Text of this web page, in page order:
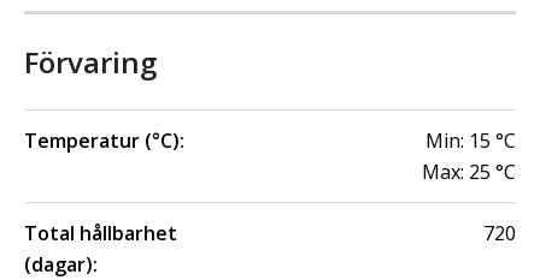
Förvaring
Temperatur (°C): Min: 15 °C
Max: 25 °C
Total hållbarhet
(dagar):
720